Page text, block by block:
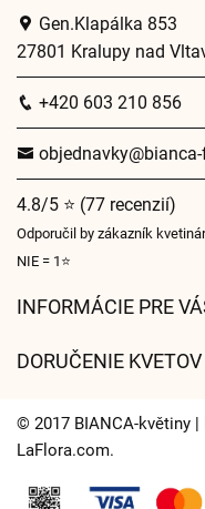
Gen.Klapálka 853
27801 Kralupy nad
+420 603 210 856
4.8/5 ⭐ (77 recenzií)
Odporučil by zákazník
NIE = 1⭐
INFORMÁCIE PRE
Časy doručenia kvetov
DORUČENIE KVETOV
Kam doručujeme kvety
© 2017 BIANCA-květiny
LaFlora.com.